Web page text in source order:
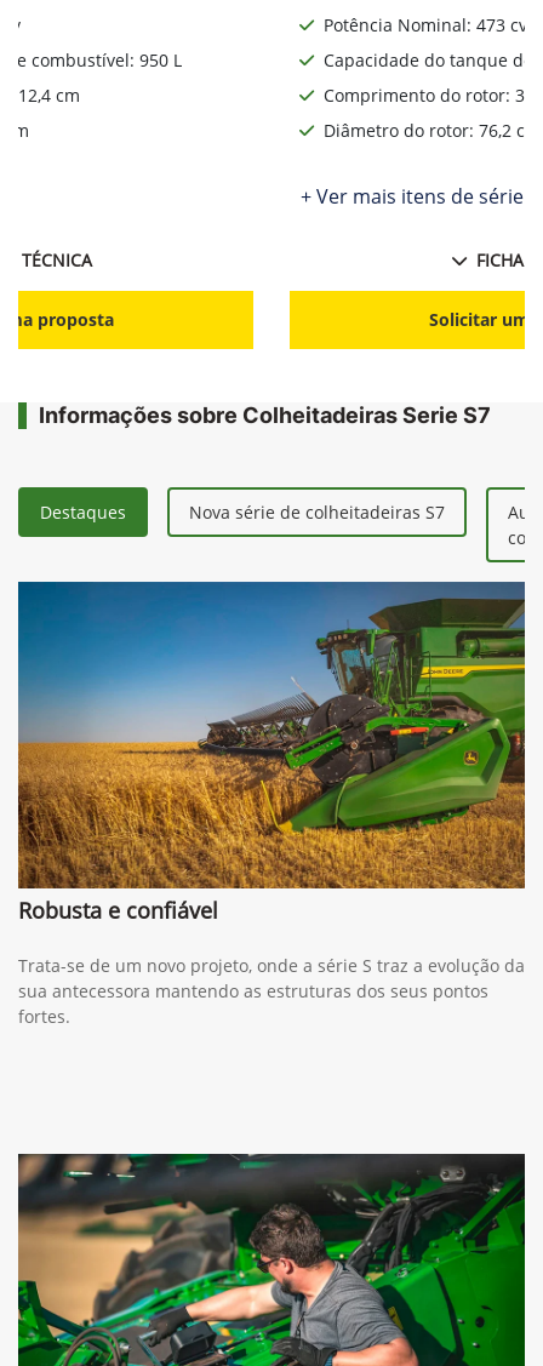
combustível: 950 L
cm
TÉCNICA
proposta
Potência Nominal: 473 cv
Capacidade do tanque de
Comprimento do rotor:
Diâmetro do rotor: 76,2 cm
+ Ver mais itens de série
FICHA
Solicitar
Informações sobre Colheitadeiras Serie S7
Destaques Nova série de colheitadeiras S7
Robusta e confiável
Trata-se de um novo projeto, onde a série S traz a evolução da
sua antecessora mantendo as estruturas dos seus pontos
fortes.